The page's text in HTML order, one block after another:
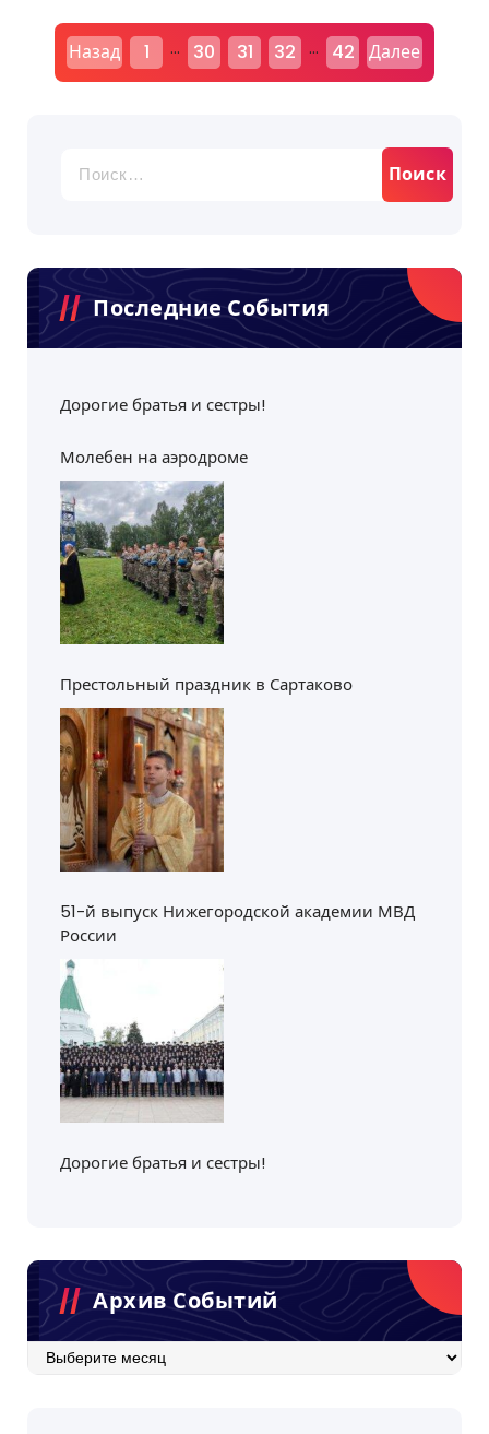
Н
и
а
ц
и
я
п
о
з
а
п
и
с
я
м
Назад 1 … 30 31 32 … 42 Далее
Последние События
Дорогие братья и сестры!
Молебен на аэродроме
Престольный праздник в Сартаково
51-й выпуск Нижегородской академии МВД
России
Дорогие братья и сестры!
Архив Событий
Архив